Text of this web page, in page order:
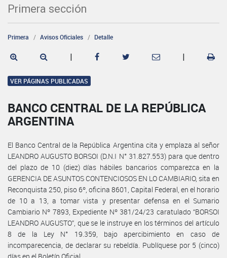
Primera sección
Primera Avisos Oficiales Detalle
| |
VER PÁGINAS PUBLICADAS
BANCO CENTRAL DE LA REPÚBLICA
ARGENTINA
El Banco Central de la República Argentina cita y emplaza al señor
LEANDRO AUGUSTO BORSOI (D.N.I N° 31.827.553) para que dentro
del plazo de 10 (diez) días hábiles bancarios comparezca en la
GERENCIA DE ASUNTOS CONTENCIOSOS EN LO CAMBIARIO, sita en
Reconquista 250, piso 6º, oficina 8601, Capital Federal, en el horario
de 10 a 13, a tomar vista y presentar defensa en el Sumario
Cambiario Nº 7893, Expediente Nº 381/24/23 caratulado “BORSOI
LEANDRO AUGUSTO”, que se le instruye en los términos del artículo
8 de la Ley N° 19.359, bajo apercibimiento en caso de
incomparecencia, de declarar su rebeldía. Publíquese por 5 (cinco)
días en el Boletín Oficial.